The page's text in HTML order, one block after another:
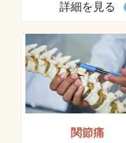
詳細を見る
関節痛